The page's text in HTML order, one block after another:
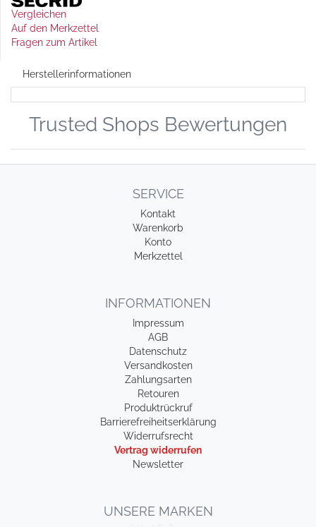
Vergleichen
Auf den Merkzettel
Fragen zum Artikel
Herstellerinformationen
Trusted Shops Bewertungen
SERVICE
Kontakt
Warenkorb
Konto
Merkzettel
INFORMATIONEN
Impressum
AGB
Datenschutz
Versandkosten
Zahlungsarten
Retouren
Produktrückruf
Barrierefreiheitserklärung
Widerrufsrecht
Vertrag widerrufen
Newsletter
UNSERE MARKEN